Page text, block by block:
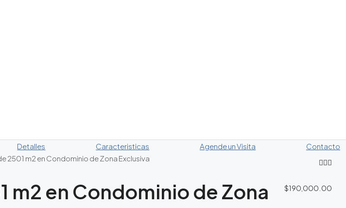
Detalles Caracteristicas Agende un Visita
Contacto
2501 m2 en Condominio de Zona Exclusiva
m2 en Condominio de Zona
$190,000.00